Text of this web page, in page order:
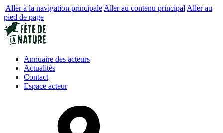
Aller à la navigation principale Aller au contenu principal Aller au
pied de page
Annuaire des acteurs
Actualités
Contact
Espace acteur